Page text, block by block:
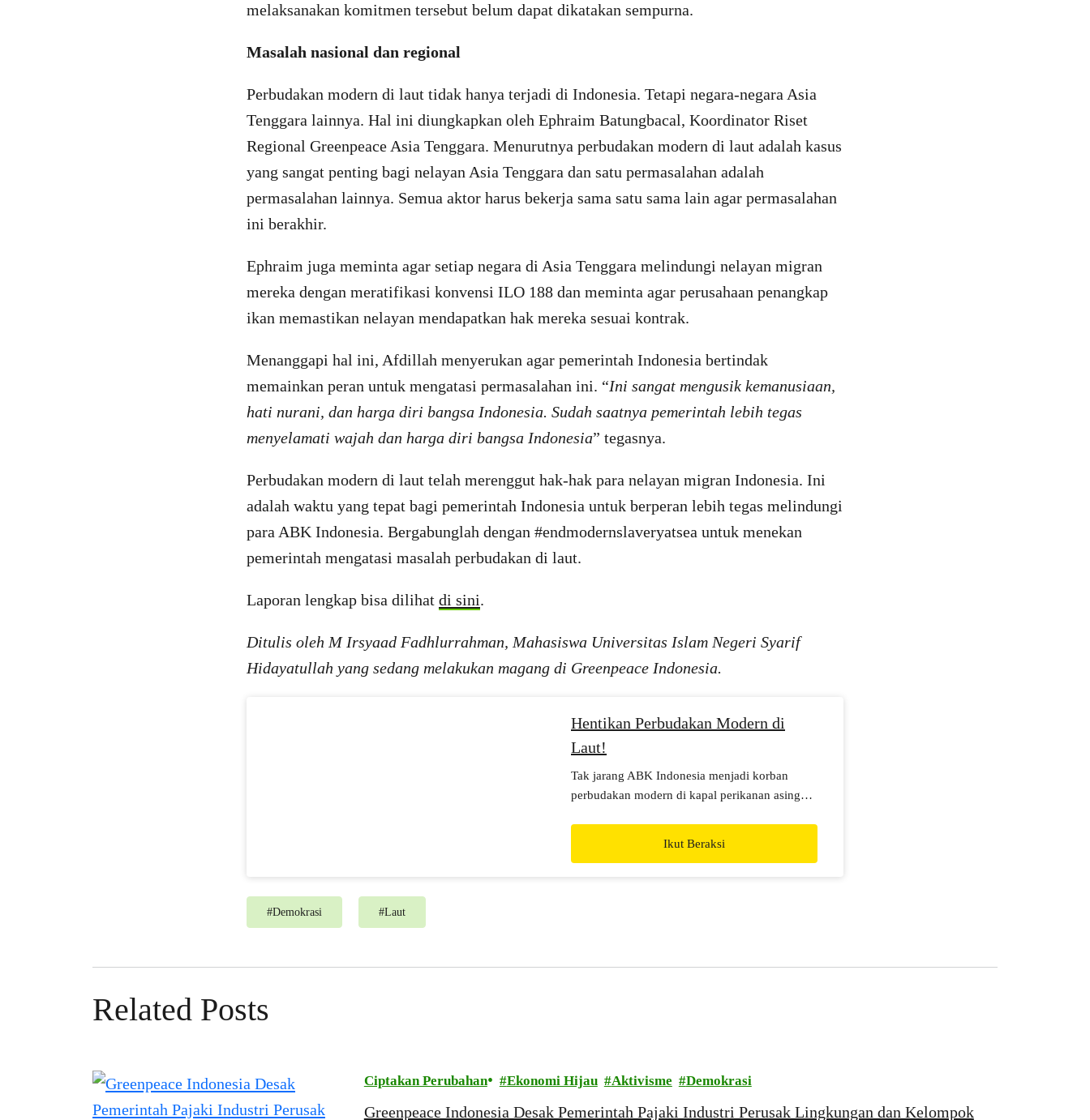
melaksanakan komitmen tersebut belum dapat dikatakan sempurna.
Masalah nasional dan regional
Perbudakan modern di laut tidak hanya terjadi di Indonesia. Tetapi negara-negara Asia
Tenggara lainnya. Hal ini diungkapkan oleh Ephraim Batungbacal, Koordinator Riset
Regional Greenpeace Asia Tenggara. Menurutnya perbudakan modern di laut adalah kasus
yang sangat penting bagi nelayan Asia Tenggara dan satu permasalahan adalah
permasalahan lainnya. Semua aktor harus bekerja sama satu sama lain agar permasalahan
ini berakhir.
Ephraim juga meminta agar setiap negara di Asia Tenggara melindungi nelayan migran
mereka dengan meratifikasi konvensi ILO 188 dan meminta agar perusahaan penangkap
ikan memastikan nelayan mendapatkan hak mereka sesuai kontrak.
Menanggapi hal ini, Afdillah menyerukan agar pemerintah Indonesia bertindak
memainkan peran untuk mengatasi permasalahan ini. “Ini sangat mengusik kemanusiaan,
hati nurani, dan harga diri bangsa Indonesia. Sudah saatnya pemerintah lebih tegas
menyelamati wajah dan harga diri bangsa Indonesia” tegasnya.
Perbudakan modern di laut telah merenggut hak-hak para nelayan migran Indonesia. Ini
adalah waktu yang tepat bagi pemerintah Indonesia untuk berperan lebih tegas melindungi
para ABK Indonesia. Bergabunglah dengan #endmodernslaveryatsea untuk menekan
pemerintah mengatasi masalah perbudakan di laut.
Laporan lengkap bisa dilihat di sini.
Ditulis oleh M Irsyaad Fadhlurrahman, Mahasiswa Universitas Islam Negeri Syarif
Hidayatullah yang sedang melakukan magang di Greenpeace Indonesia.
Hentikan Perbudakan Modern di
Laut!
Tak jarang ABK Indonesia menjadi korban
perbudakan modern di kapal perikanan asing
Ikut Beraksi
#Demokrasi #Laut
Related Posts
Ciptakan Perubahan Ekonomi Hijau Aktivisme Demokrasi
Greenpeace Indonesia Desak Pemerintah Pajaki Industri Perusak Lingkungan dan Kelompok